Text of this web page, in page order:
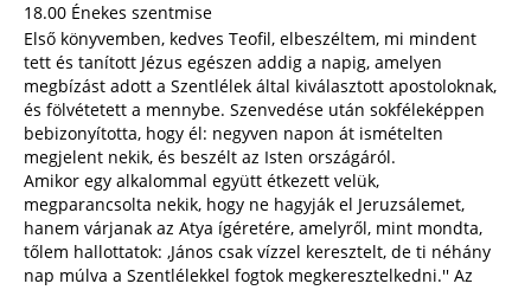
18.00 Énekes szentmise
Első könyvemben, kedves Teofil, elbeszéltem, mi mindent
tett és tanított Jézus egészen addig a napig, amelyen
megbízást adott a Szentlélek által kiválasztott apostoloknak,
és fölvétetett a mennybe. Szenvedése után sokféleképpen
bebizonyította, hogy él: negyven napon át ismételten
megjelent nekik, és beszélt az Isten országáról.
Amikor egy alkalommal együtt étkezett velük,
megparancsolta nekik, hogy ne hagyják el Jeruzsálemet,
hanem várjanak az Atya ígéretére, amelyről, mint mondta,
tőlem hallottatok: ,János csak vízzel keresztelt, de ti néhány
nap múlva a Szentlélekkel fogtok megkeresztelkedni.'' Az